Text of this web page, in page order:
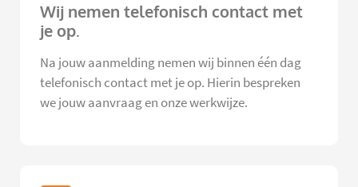
Wij nemen telefonisch contact met
je op.
Na jouw aanmelding nemen wij binnen één dag
telefonisch contact met je op. Hierin bespreken
we jouw aanvraag en onze werkwijze.